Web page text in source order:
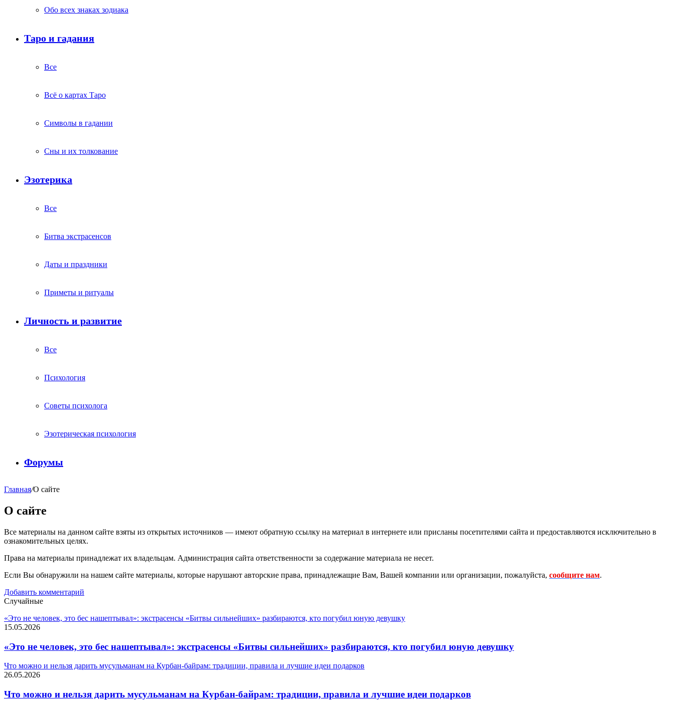
Обо всех знаках зодиака
Таро и гадания
Все
Всё о картах Таро
Символы в гадании
Сны и их толкование
Эзотерика
Все
Битва экстрасенсов
Даты и праздники
Приметы и ритуалы
Личность и развитие
Все
Психология
Советы психолога
Эзотерическая психология
Форумы
Главная/О сайте
О сайте
Все материалы на данном сайте взяты из открытых источников — имеют обратную ссылку на материал в интернете или присланы посетителями сайта и предоставляются исключительно в
ознакомительных целях.
Права на материалы принадлежат их владельцам. Администрация сайта ответственности за содержание материала не несет.
Если Вы обнаружили на нашем сайте материалы, которые нарушают авторские права, принадлежащие Вам, Вашей компании или организации, пожалуйста, сообщите нам.
Добавить комментарий
Случайные
«Это не человек, это бес нашептывал»: экстрасенсы «Битвы сильнейших» разбираются, кто погубил юную девушку
15.05.2026
«Это не человек, это бес нашептывал»: экстрасенсы «Битвы сильнейших» разбираются, кто погубил юную девушку
Что можно и нельзя дарить мусульманам на Курбан-байрам: традиции, правила и лучшие идеи подарков
26.05.2026
Что можно и нельзя дарить мусульманам на Курбан-байрам: традиции, правила и лучшие идеи подарков